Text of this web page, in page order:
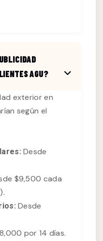
AGU?
exterior en
según el
Desde
$9,500 cada
Desde
por 14 días.